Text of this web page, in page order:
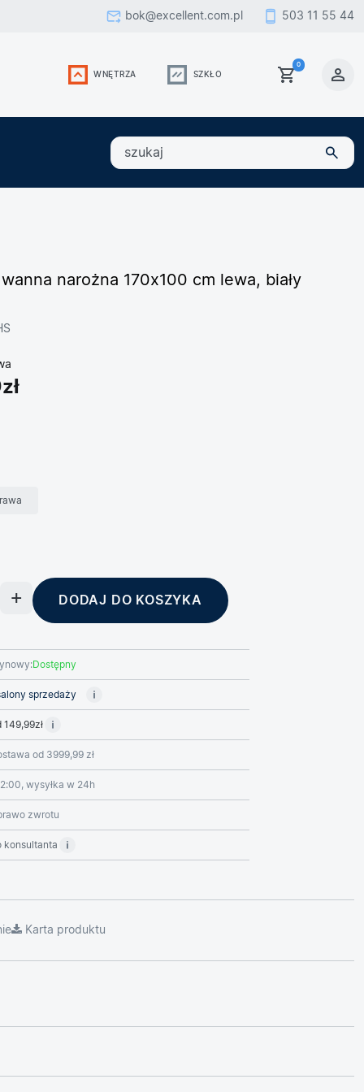
bok@excellent.com.pl 503 11 55 44
WNĘTRZA SZKŁO
0
szukaj
narożna 170x100 cm lewa, biały
DODAJ DO KOSZYKA
Dostępny
sprzedaży
149,99zł
od 3999,99 zł
wysyłka w 24h
zwrotu
konsultanta
Karta produktu